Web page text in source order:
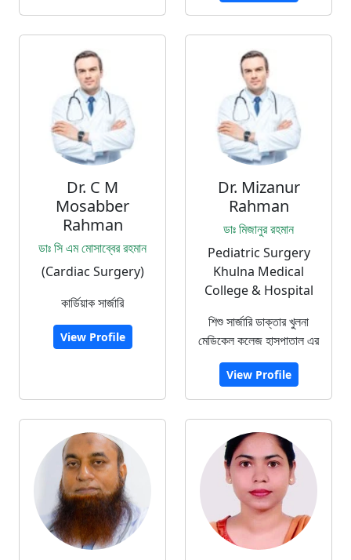
Dr. C M
Mosabber
Rahman
ডাঃ সি এম মোসাব্বের রহমান
(Cardiac Surgery)
কার্ডিয়াক সার্জারি
View Profile
Dr. Mizanur
Rahman
ডাঃ মিজানুর রহমান
Pediatric Surgery
Khulna Medical
College & Hospital
শিশু সার্জারি ডাক্তার খুলনা
মেডিকেল কলেজ হাসপাতাল এর
View Profile